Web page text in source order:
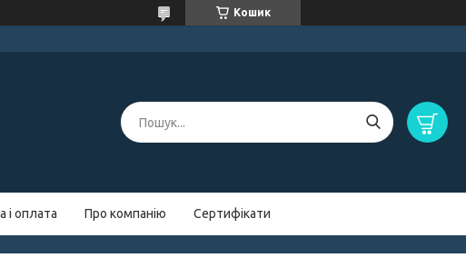
Кошик
і оплата Про компанію Сертифікати